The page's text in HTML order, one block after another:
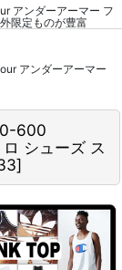
アンダーアーマー フ
限定ものが豊富
アンダーアーマー
600
シューズ ス
]